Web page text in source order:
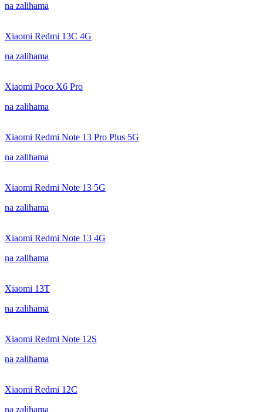
na zalihama
Xiaomi Redmi 13C 4G
na zalihama
Xiaomi Poco X6 Pro
na zalihama
Xiaomi Redmi Note 13 Pro Plus 5G
na zalihama
Xiaomi Redmi Note 13 5G
na zalihama
Xiaomi Redmi Note 13 4G
na zalihama
Xiaomi 13T
na zalihama
Xiaomi Redmi Note 12S
na zalihama
Xiaomi Redmi 12C
na zalihama